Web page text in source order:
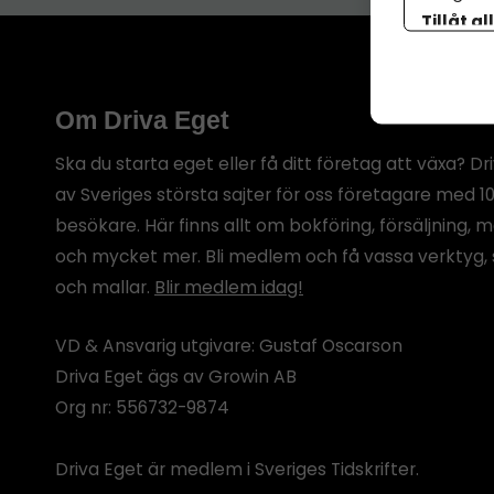
Om Driva Eget
Ska du starta eget eller få ditt företag att växa?
av Sveriges största sajter för oss företagare med
besökare. Här finns allt om bokföring, försäljning,
och mycket mer. Bli medlem och få vassa
och mallar. Blir medlem idag!
VD & Ansvarig utgivare: Gustaf Oscarson
Driva Eget ägs av Growin AB
Org nr: 556732-9874
Driva Eget är medlem i Sveriges Tidskrifter.
Tillåt